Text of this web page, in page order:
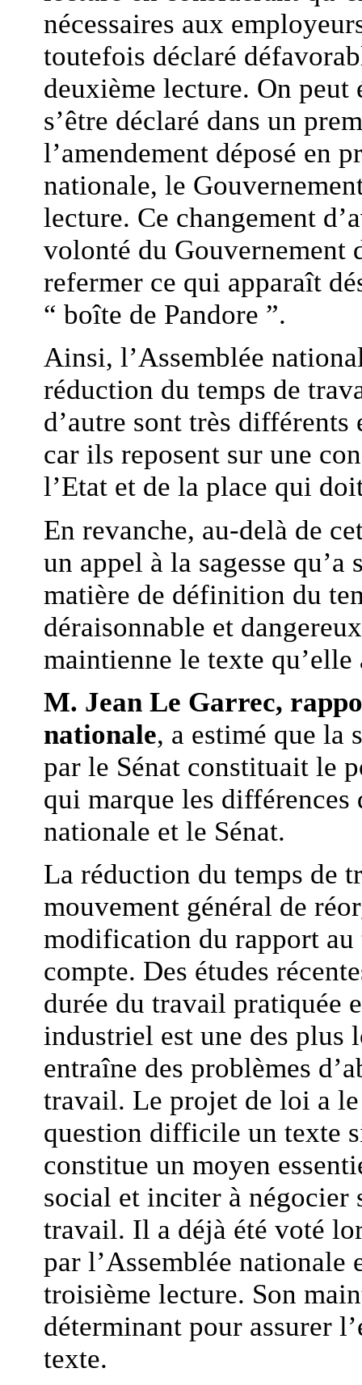
nécessaires aux
toutefois déclaré
deuxième lecture. On peut
s’être déclaré dans un
l’amendement déposé en
nationale, le
lecture. Ce changement
volonté du Gouvernement
refermer ce qui apparaît
“ boîte de Pandore ”.
Ainsi, l’Assemblée
réduction du temps de
d’autre sont très
car ils reposent sur une
l’Etat et de la place qui
En revanche, au-delà de
un appel à la sagesse
matière de définition du
déraisonnable et
maintienne le texte
M. Jean Le Garrec,
nationale, a estimé que la
par le Sénat constituait le
qui marque les différences
nationale et le Sénat.
La réduction du temps de
mouvement général de
modification du rapport au
compte. Des études
durée du travail pratiquée
industriel est une des plus
entraîne des problèmes
travail. Le projet de loi a
question difficile un texte
constitue un moyen
social et inciter à négocier
travail. Il a déjà été voté
par l’Assemblée nationale
troisième lecture. Son
déterminant pour assurer
texte.